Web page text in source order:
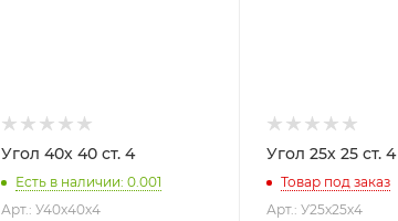
Угол 40х 40 ст. 4
Есть в наличии: 0.001
Арт.: У40х40х4
Угол 25х 25 ст. 4
Товар под заказ
Арт.: У25х25х4